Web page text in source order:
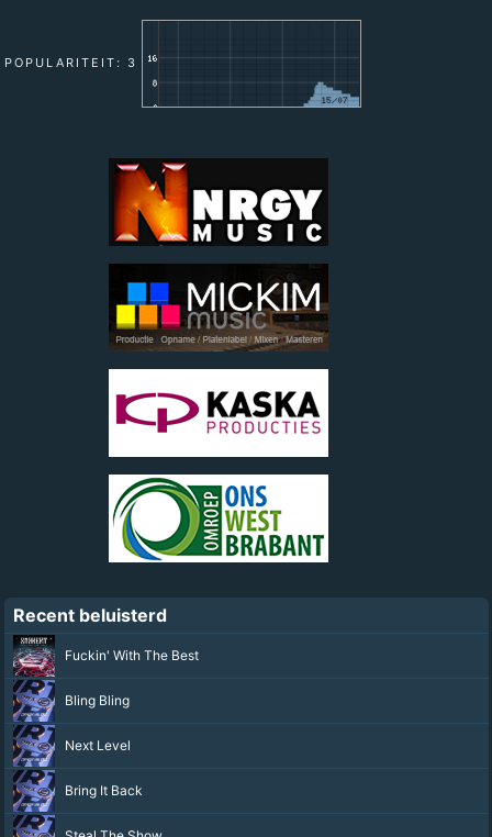
POPULARITEIT: 3
Recent beluisterd
Fuckin' With The Best
Bling Bling
Next Level
Bring It Back